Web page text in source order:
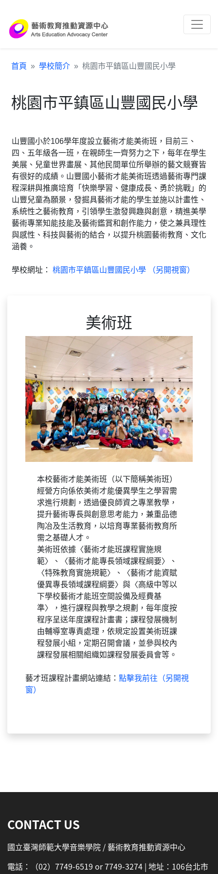
首頁 學校簡介 桃園市平鎮區山豐國民小學
桃園市平鎮區山豐國民小學
山豐國小於106學年度設立藝術才能美術班，目前三、
四、五年級各一班，在親師生一齊努力之下，每年在學生
美展、兒童世界畫展、其他民間單位所舉辦的藝文競賽皆
有很好的成績。山豐國小藝術才能美術班透過藝術專門課
程深耕與推廣培育「快樂學習、健康成長、勇於挑戰」的
山豐兒童為願景，發掘具藝術才能的學生並施以計畫性、
系統性之藝術教育，引領學生激發興趣與創意，精進美學
藝術專業知能技能及藝術鑑賞和創作能力，使之兼具理性
與感性、科技與藝術的結合，以提升桃園藝術教育、文化
涵養。
學校網址： 桃園市平鎮區山豐國民小學 （另開視窗）
美術班
Previous Next
本校藝術才能美術班（以下簡稱美術班）
經營方向係依美術才能優異學生之學習需
求進行規劃，透過優良師資之專業教學，
提升藝術專長與創意思考能力，兼重品德
陶冶及生活教育，以培育專業藝術教育所
需之基礎人才。
美術班依據〈藝術才能班課程實施規
範〉、〈藝術才能專長領域課程綱要〉、
〈特殊教育實施規範〉、〈藝術才能資賦
優異專長領域課程綱要〉與〈高級中等以
下學校藝術才能班空間設備及經費基
準〉，進行課程與教學之規劃，每年度按
程序呈送年度課程計畫書；課程發展機制
由輔導室專責處理，依規定設置美術班課
程發展小組，定期召開會議，並參與校內
課程發展相關組織如課程發展委員會等。
藝才班課程計畫網站連結： 點擊我前往（另開視
窗）
CONTACT US
國立臺灣師範大學音樂學院 / 藝術教育推動資源中心
電話：（02）7749-6519 or 7749-3274 | 地址：106台北市